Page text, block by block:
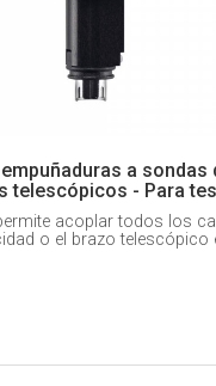
a sondas
telescópicos - Para
acoplar todos los
o el brazo telescópico